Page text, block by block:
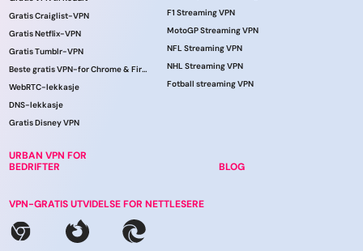
Gratis Craiglist-VPN
Gratis Netflix-VPN
Gratis Tumblr-VPN
Beste gratis VPN-for Chrome & Firefox!
WebRTC-lekkasje
DNS-lekkasje
Gratis Disney VPN
URBAN VPN FOR
BEDRIFTER
F1 Streaming VPN
MotoGP Streaming VPN
NFL Streaming VPN
NHL Streaming VPN
Fotball streaming VPN
BLOG
VPN-GRATIS UTVIDELSE FOR NETTLESERE